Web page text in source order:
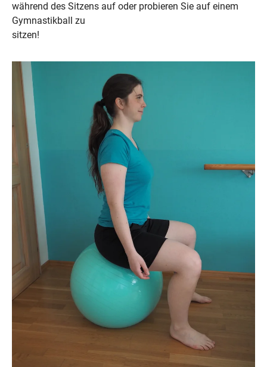
während des Sitzens auf oder probieren Sie auf einem
Gymnastikball zu
sitzen!